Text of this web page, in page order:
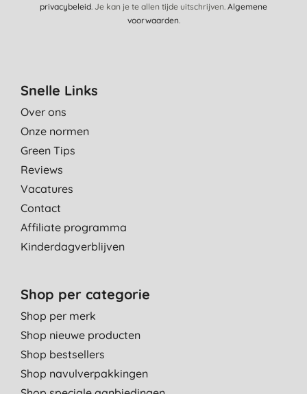
privacybeleid. Je kan je te allen tijde uitschrijven. Algemene
voorwaarden.
Snelle Links
Over ons
Onze normen
Green Tips
Reviews
Vacatures
Contact
Affiliate programma
Kinderdagverblijven
Shop per categorie
Shop per merk
Shop nieuwe producten
Shop bestsellers
Shop navulverpakkingen